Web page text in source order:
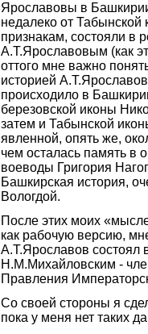
Ярославовы в
недалеко от Табынской
признакам, состояли в
А.Т.Ярославовым (как
оттого мне важно
историей
происходило в
березовской иконы
затем и Табынской
явленной, опять же,
чем осталась память в
воеводы Григория
Башкирская история,
Вологдой.
После этих моих
как рабочую версию,
А.Т.Ярославов состоял
Н.М.Михайловским -
Правления
Со своей стороны я
пока у меня нет таких